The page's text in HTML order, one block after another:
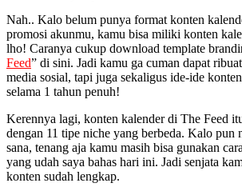
Nah.. Kalo belum punya format konten
promosi akunmu, kamu bisa miliki konten
lho! Caranya cukup download template
Feed” di sini. Jadi kamu ga cuman dapat
media sosial, tapi juga sekaligus ide-ide
selama 1 tahun penuh!
Kerennya lagi, konten kalender di The Feed
dengan 11 tipe niche yang berbeda. Kalo pun
sana, tenang aja kamu masih bisa gunakan
yang udah saya bahas hari ini. Jadi senjata
konten sudah lengkap.